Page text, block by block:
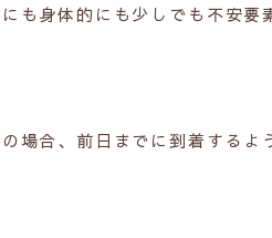
も身体的にも少しでも不安
の場合、前日までに到着する